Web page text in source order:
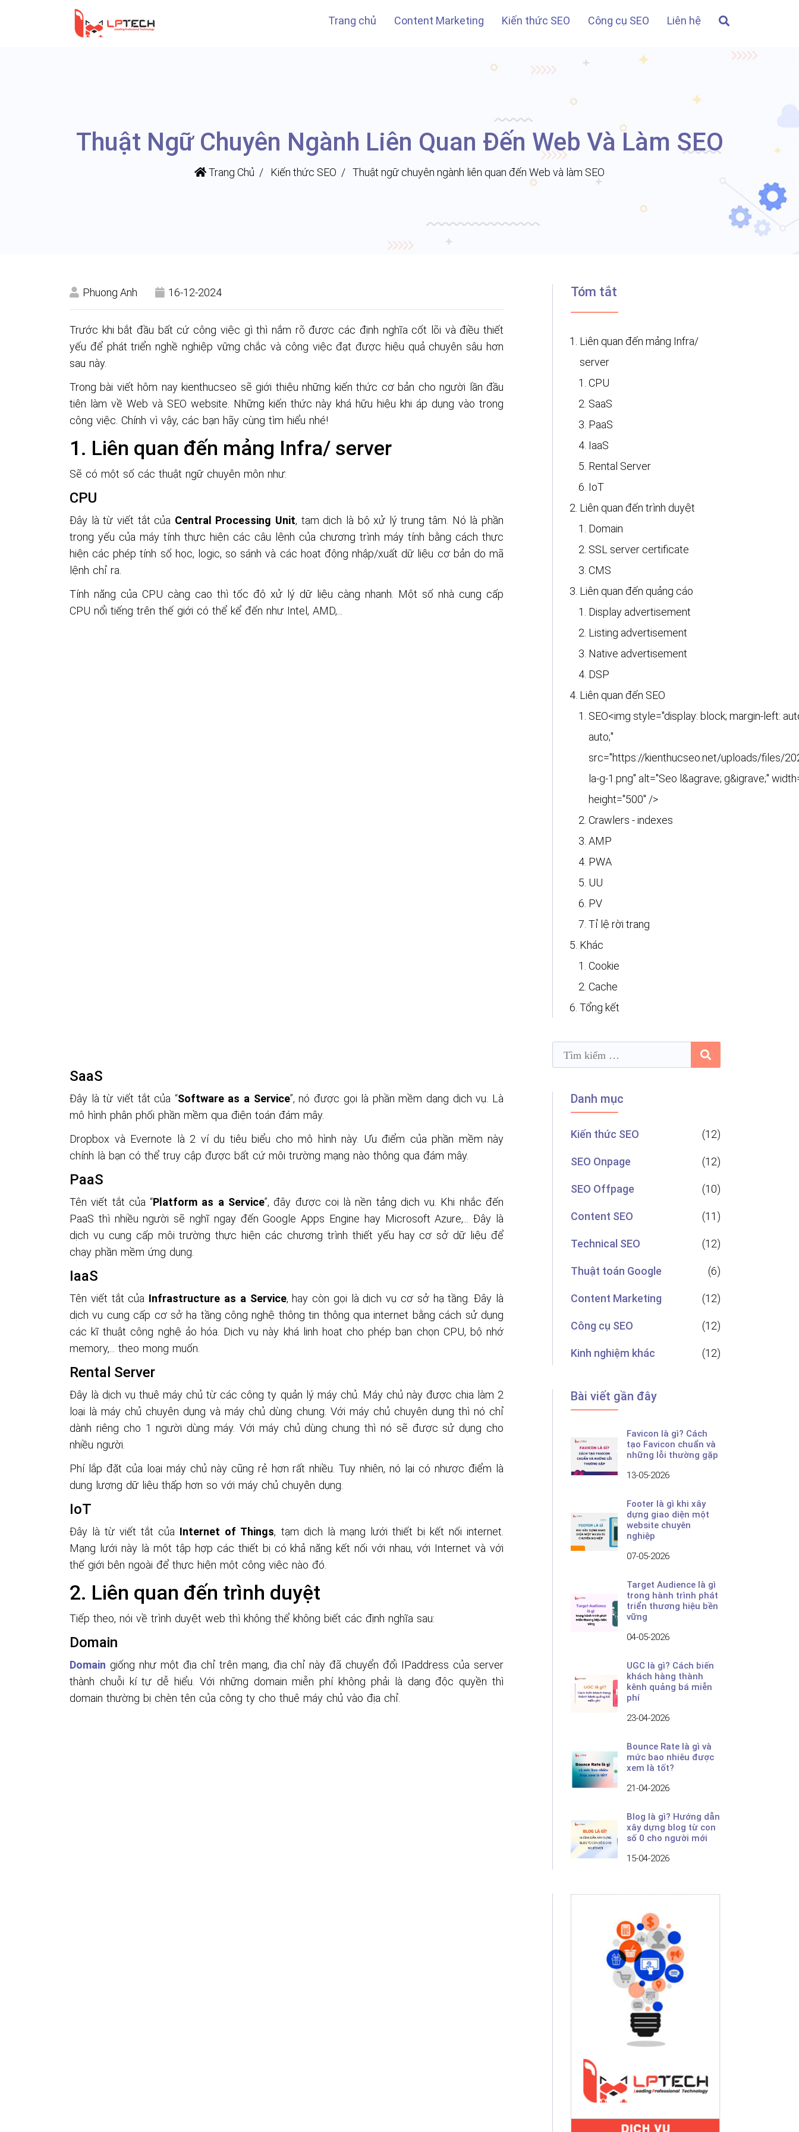
Trang chủ Content Marketing Kiến thức SEO Công cụ SEO Liên hệ
Thuật Ngữ Chuyên Ngành Liên Quan Đến Web Và Làm SEO
Trang Chủ Kiến thức SEO Thuật ngữ chuyên ngành liên quan đến Web và làm SEO
Phuong Anh 16-12-2024
Trước khi bắt đầu bất cứ công việc gì thì nắm rõ được các định nghĩa cốt lõi và điều thiết
yếu để phát triển nghề nghiệp vững chắc và công việc đạt được hiệu quả chuyên sâu hơn
sau này.
Trong bài viết hôm nay kienthucseo sẽ giới thiệu những kiến thức cơ bản cho người lần đầu
tiên làm về Web và SEO website. Những kiến thức này khá hữu hiệu khi áp dụng vào trong
công việc. Chính vì vậy, các bạn hãy cùng tìm hiểu nhé!
Liên quan đến mảng Infra/ server
Sẽ có một số các thuật ngữ chuyên môn như:
CPU
Đây là từ viết tắt của Central Processing Unit, tạm dịch là bộ xử lý trung tâm. Nó là phần
trọng yếu của máy tính thực hiện các câu lệnh của chương trình máy tính bằng cách thực
hiện các phép tính số học, logic, so sánh và các hoạt động nhập/xuất dữ liệu cơ bản do mã
lệnh chỉ ra.
Tính năng của CPU càng cao thì tốc độ xử lý dữ liệu càng nhanh. Một số nhà cung cấp
CPU nổi tiếng trên thế giới có thể kể đến như Intel, AMD,...
IaaS
Tên viết tắt củaInfrastructure as a Service, hay còn gọi là dịch vụ cơ sở hạ tầng. Đây là
dịch vụ cung cấp cơ sở hạ tầng công nghệ thông tin thông qua internet bằng cách sử dụng
các kĩ thuật công nghệ ảo hóa. Dịch vụ này khá linh hoạt cho phép bạn chọn CPU, bộ nhớ
memory,... theo mong muốn.
Rental Server
Đây là dịch vụ thuê máy chủ từ các công ty quản lý máy chủ. Máy chủ này được chia làm 2
loại là máy chủ chuyên dụng và máy chủ dùng chung. Với máy chủ chuyên dụng thì nó chỉ
dành riêng cho 1 người dùng máy. Với máy chủ dùng chung thì nó sẽ được sử dụng cho
nhiều người.
Phí lắp đặt của loại máy chủ này cũng rẻ hơn rất nhiều. Tuy nhiên, nó lại có nhược điểm là
dung lượng dữ liệu thấp hơn so với máy chủ chuyên dụng.
IoT
Đây là từ viết tắt của Internet of Things, tạm dịch là mạng lưới thiết bị kết nối internet.
Mạng lưới này là một tập hợp các thiết bị có khả năng kết nối với nhau, với Internet và với
thế giới bên ngoài để thực hiện một công việc nào đó.
Liên quan đến trình duyệt
Tiếp theo, nói về trình duyệt web thì không thể không biết các định nghĩa sau:
Domain
Domain giống như một địa chỉ trên mạng, địa chỉ này đã chuyển đổi IPaddress của server
thành chuỗi kí tự dễ hiểu. Với những domain miễn phí không phải là dạng độc quyền thì
domain thường bị chèn tên của công ty cho thuê máy chủ vào địa chỉ.
Tóm tắt
Liên quan đến mảng Infra/
server
CPU
SaaS
PaaS
IaaS
Rental Server
IoT
Liên quan đến trình duyệt
Domain
SSL server certificate
CMS
Liên quan đến quảng cáo
Display advertisement
Listing advertisement
Native advertisement
DSP
Liên quan đến SEO
SEO<img style="display: block; margin-left:
auto;"
src="https://kienthucseo.net/uploads/files/
la-g-1.png" alt="Seo l&agrave; g&igrave;"
height="500" />
Crawlers - indexes
AMP
PWA
UU
PV
Tỉ lệ rời trang
Khác
Cookie
Cache
Tổng kết
Danh mục
Kiến thức SEO (12)
SEO Onpage (12)
SEO Offpage (10)
Content SEO (11)
Technical SEO (12)
Thuật toán Google (6)
Content Marketing (12)
Công cụ SEO (12)
Kinh nghiệm khác (12)
Bài viết gần đây
Favicon là gì? Cách
tạo Favicon chuẩn và
những lỗi thường gặp
13-05-2026
Footer là gì khi xây
dựng giao diện một
website chuyên
nghiệp
07-05-2026
Target Audience là gì
trong hành trình phát
triển thương hiệu bền
vững
04-05-2026
UGC là gì? Cách biến
khách hàng thành
kênh quảng bá miễn
phí
23-04-2026
Bounce Rate là gì và
mức bao nhiêu được
xem là tốt?
21-04-2026
Blog là gì? Hướng dẫn
xây dựng blog từ con
số 0 cho người mới
15-04-2026